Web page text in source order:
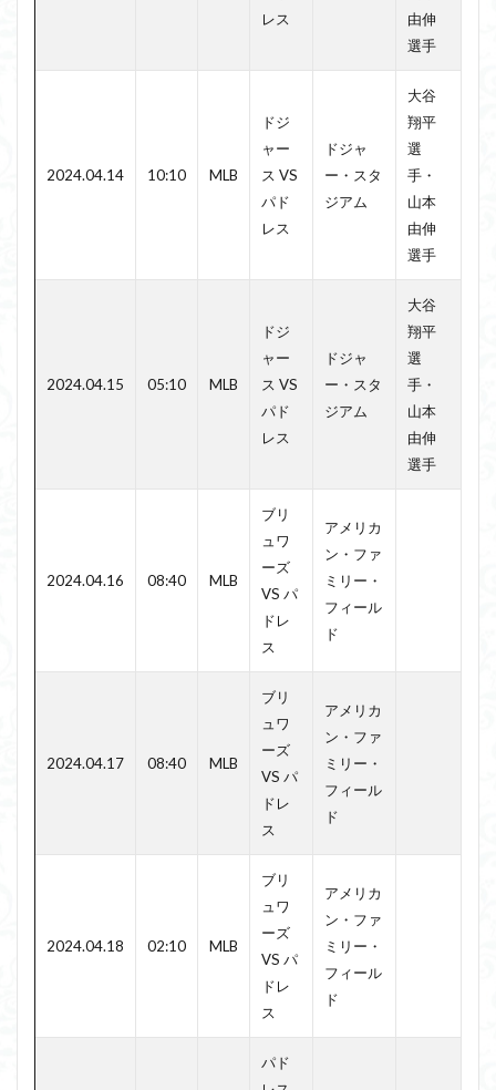
レス
由伸
選手
2024.04.14 10:10 MLB
ドジ
ャー
ス VS
パド
レス
ドジャ
ー・スタ
ジアム
大谷
翔平
選
手・
山本
由伸
選手
2024.04.15 05:10 MLB
ドジ
ャー
ス VS
パド
レス
ドジャ
ー・スタ
ジアム
大谷
翔平
選
手・
山本
由伸
選手
2024.04.16 08:40 MLB
ブリ
ュワ
ーズ
VS パ
ドレ
ス
アメリカ
ン・ファ
ミリー・
フィール
ド
2024.04.17 08:40 MLB
ブリ
ュワ
ーズ
VS パ
ドレ
ス
アメリカ
ン・ファ
ミリー・
フィール
ド
2024.04.18 02:10 MLB
ブリ
ュワ
ーズ
VS パ
ドレ
ス
アメリカ
ン・ファ
ミリー・
フィール
ド
パド